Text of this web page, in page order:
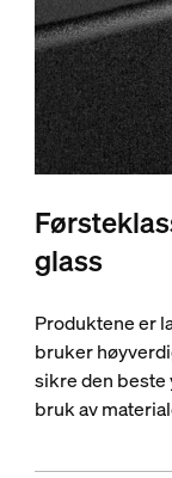
glass
Produktene er
bruker
sikre den beste
bruk av